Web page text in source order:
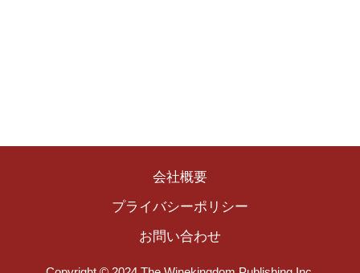
会社概要
プライバシーポリシー
お問い合わせ